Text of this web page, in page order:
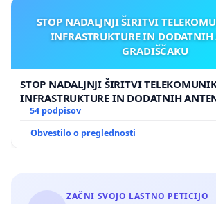
STOP NADALJNJI ŠIRITVI
INFRASTRUKTURE IN
GRADIŠČAKU
STOP NADALJNJI ŠIRITVI
INFRASTRUKTURE IN DODATNIH
GRADIŠČAKU
54 podpisov
Obvestilo o preglednosti
ZAČNI SVOJO LASTNO PETICIJO